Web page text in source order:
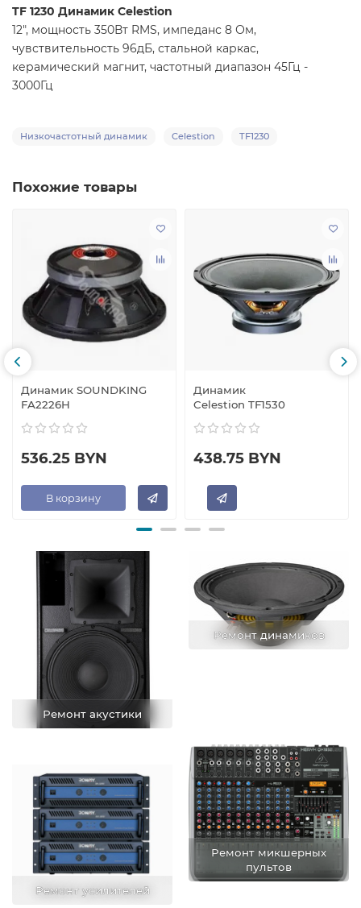
TF 1230 Динамик Celestion
12", мощность 350Вт RMS, импеданс 8 Ом,
чувствительность 96дБ, стальной каркас,
керамический магнит, частотный диапазон 45Гц -
3000Гц
Низкочастотный динамик Celestion TF1230
Похожие товары
Динамик SOUNDKING
FA2226H
536.25 BYN
В корзину
Динамик
Celestion TF1530
438.75 BYN
Ремонт акустики
Ремонт динамиков
Ремонт усилителей
Ремонт микшерных
пультов